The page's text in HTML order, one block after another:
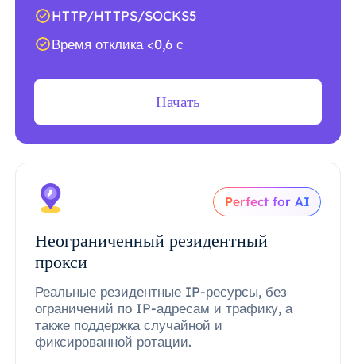
HTTP/HTTPS/SOCKS5
Время отклика <0,6 с
Начать
Perfect for AI
Неограниченный резидентный
прокси
Реальные резидентные IP-ресурсы, без
ограничений по IP-адресам и трафику, а
также поддержка случайной и
фиксированной ротации.